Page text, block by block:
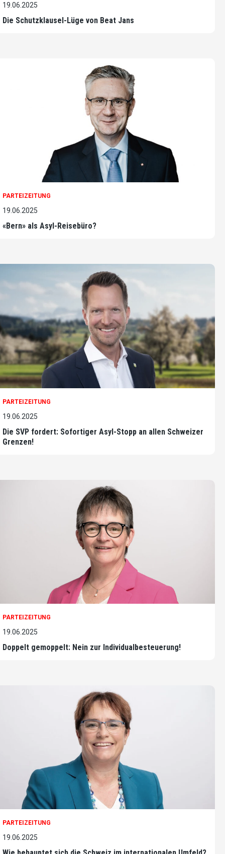
19.06.2025
Die Schutzklausel-Lüge von Beat Jans
PARTEIZEITUNG
19.06.2025
«Bern» als Asyl-Reisebüro?
PARTEIZEITUNG
19.06.2025
Die SVP fordert: Sofortiger Asyl-Stopp an allen Schweizer
Grenzen!
PARTEIZEITUNG
19.06.2025
Doppelt gemoppelt: Nein zur Individualbesteuerung!
PARTEIZEITUNG
19.06.2025